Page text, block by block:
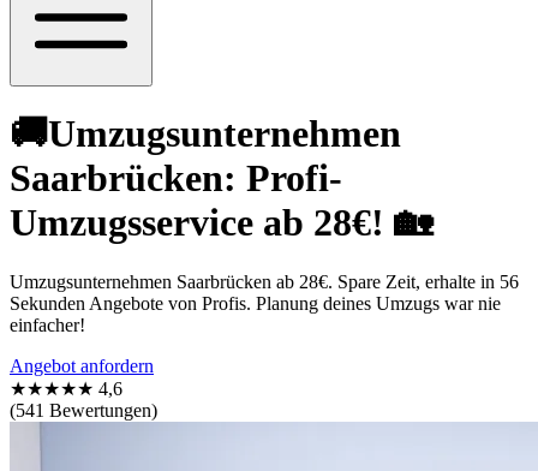
🚚Umzugsunternehmen
Saarbrücken: Profi-
Umzugsservice ab 28€! 🏡
Umzugsunternehmen Saarbrücken ab 28€. Spare Zeit, erhalte in 56
Sekunden Angebote von Profis. Planung deines Umzugs war nie
einfacher!
Angebot anfordern
★★★★★ 4,6
(541 Bewertungen)